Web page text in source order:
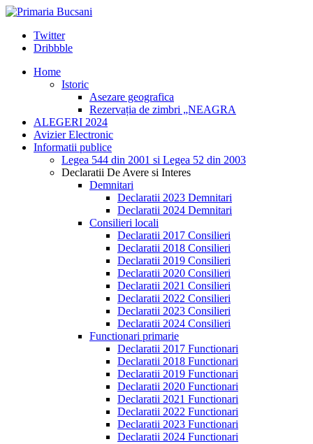
Twitter
Dribbble
Home
Istoric
Asezare geografica
Rezervația de zimbri „NEAGRA
ALEGERI 2024
Avizier Electronic
Informatii publice
Legea 544 din 2001 si Legea 52 din 2003
Declaratii De Avere si Interes
Demnitari
Declaratii 2023 Demnitari
Declaratii 2024 Demnitari
Consilieri locali
Declaratii 2017 Consilieri
Declaratii 2018 Consilieri
Declaratii 2019 Consilieri
Declaratii 2020 Consilieri
Declaratii 2021 Consilieri
Declaratii 2022 Consilieri
Declaratii 2023 Consilieri
Declaratii 2024 Consilieri
Functionari primarie
Declaratii 2017 Functionari
Declaratii 2018 Functionari
Declaratii 2019 Functionari
Declaratii 2020 Functionari
Declaratii 2021 Functionari
Declaratii 2022 Functionari
Declaratii 2023 Functionari
Declaratii 2024 Functionari